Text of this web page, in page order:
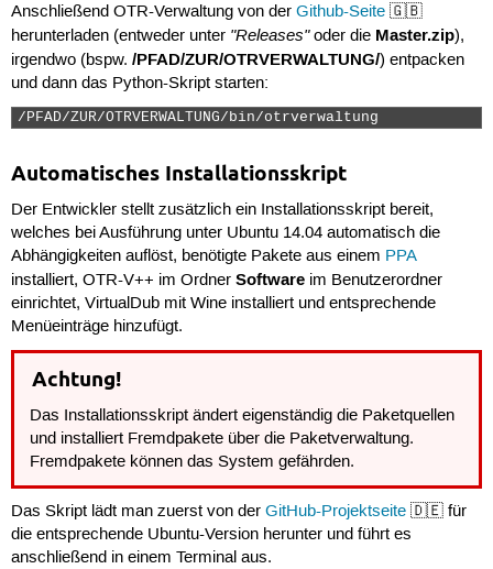
Anschließend OTR-Verwaltung von der Github-Seite🇬🇧
herunterladen (entweder unter "Releases"oder die Master.zip),
irgendwo (bspw. /PFAD/ZUR/OTRVERWALTUNG/) entpacken
und dann das Python-Skript starten:
/PFAD/ZUR/OTRVERWALTUNG/bin/otrverwaltung
Automatisches Installationsskript
Der Entwickler stellt zusätzlich ein Installationsskript bereit,
welches bei Ausführung unter Ubuntu 14.04 automatisch die
Abhängigkeiten auflöst, benötigte Pakete aus einem PPA
installiert, OTR-V++ im Ordner Softwareim Benutzerordner
einrichtet, VirtualDub mit Wine installiert und entsprechende
Menüeinträge hinzufügt.
Achtung!
Das Installationsskript ändert eigenständig die Paketquellen
und installiert Fremdpakete über die Paketverwaltung.
Fremdpakete können das System gefährden.
Das Skript lädt man zuerst von der GitHub-Projektseite🇩🇪 für
die entsprechende Ubuntu-Version herunter und führt es
anschließend in einem Terminal aus.